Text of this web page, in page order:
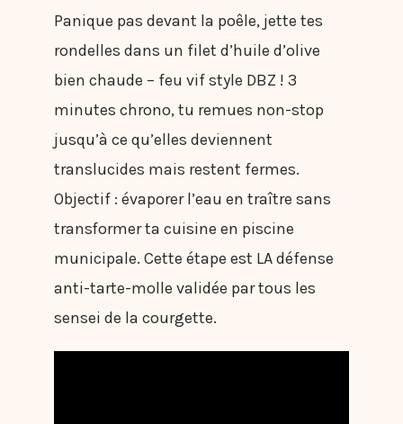
Panique pas devant la poêle, jette tes
rondelles dans un filet d’huile d’olive
bien chaude – feu vif style DBZ ! 3
minutes chrono, tu remues non-stop
jusqu’à ce qu’elles deviennent
translucides mais restent fermes.
Objectif : évaporer l’eau en traître sans
transformer ta cuisine en piscine
municipale. Cette étape est LA défense
anti-tarte-molle validée par tous les
sensei de la courgette.